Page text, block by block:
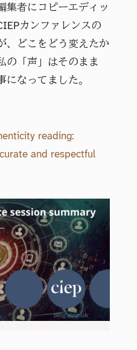
集者にコピーエディッ
カンファレンスの
、どこをどう変えたか
の「声」はそのまま
になってました。
reading:
and respectful